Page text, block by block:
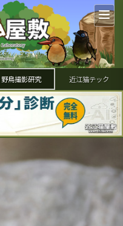
野鳥撮影研究 近江猫テック